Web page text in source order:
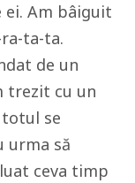
Am bâiguit
ta-ta.
de un
trezit cu un
se
urma să
ceva timp